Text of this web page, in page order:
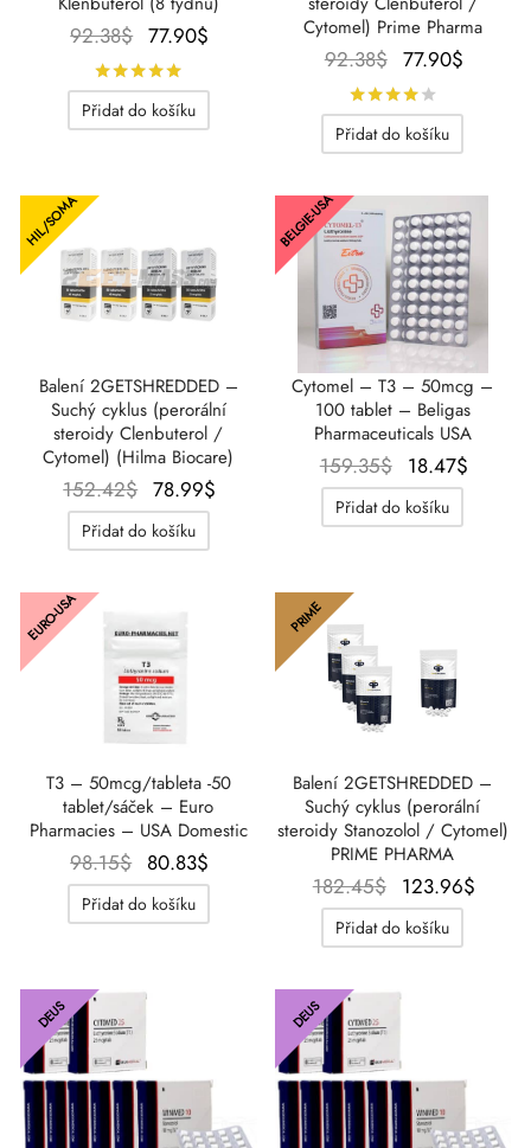
92.38$ Původní
cena
byla:
92.38$.
77.90$
Přidat do košíku
Cytomel) Prime Pharma
92.38$ Původní
cena
byla:
92.38$.
77.90$
Přidat do košíku
HIL/SOMA
Balení 2GETSHREDDED –
Suchý cyklus (perorální
steroidy Clenbuterol /
Cytomel) (Hilma Biocare)
152.42$
Původní
cena
byla:
78.99$
Přidat do košíku
BELGIE-USA
Cytomel – T3 – 50mcg –
100 tablet – Beligas
Pharmaceuticals USA
159.35$ Původní
cena
byla:
18.47$
Přidat do košíku
EURO-USA
T3 – 50mcg/tableta -50
tablet/sáček – Euro
Pharmacies – USA Domestic
98.15$ Původní
cena
byla:
80.83$
Přidat do košíku
PRIME
Balení 2GETSHREDDED –
Suchý cyklus (perorální
steroidy Stanozolol / Cytomel)
PRIME PHARMA
182.45$ Původní
cena
byla:
123.96$
Přidat do košíku
DEUS DEUS